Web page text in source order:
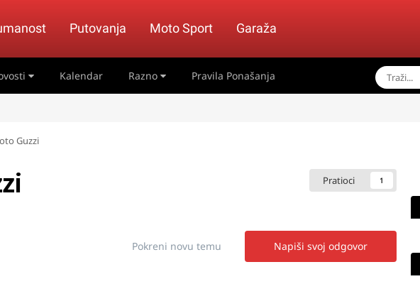
Putovanja Moto Sport Garaža
Kalendar Razno Pravila Ponašanja
Guzzi
Pratioci 1
Napiši svoj odgovor
Pokreni novu temu